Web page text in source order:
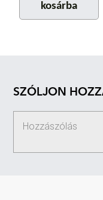
kosárba
SZÓLJON